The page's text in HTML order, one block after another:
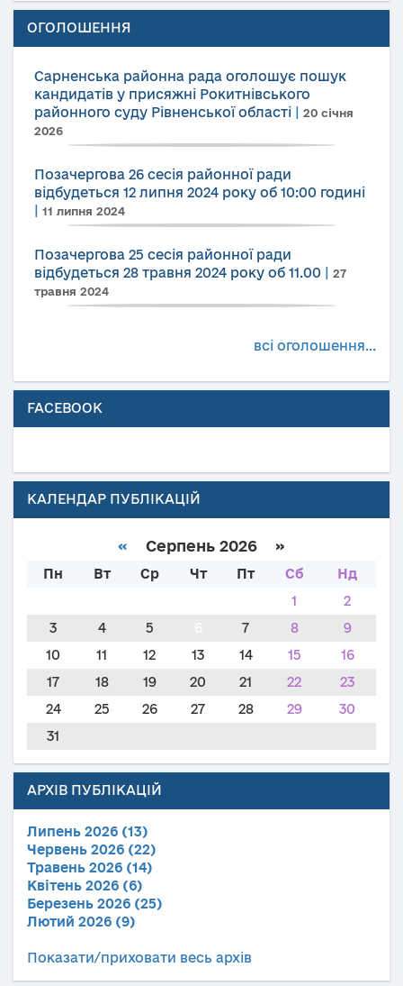
ОГОЛОШЕННЯ
Сарненська районна рада оголошує пошук
кандидатів у присяжні Рокитнівського
районного суду Рівненської області
20 січня
2026
Позачергова 26 сесія районної ради
відбудеться 12 липня 2024 року об 10:00 годині
11 липня 2024
Позачергова 25 сесія районної ради
відбудеться 28 травня 2024 року об 11.00
27
травня 2024
всі оголошення...
FACEBOOK
КАЛЕНДАР ПУБЛІКАЦІЙ
« Серпень 2026 »
Пн Вт Ср Чт Пт Сб
Нд
1
2
3
4 5 7 8
9
10
11 12 13 14 15
16
17
18 19 20 21 22
23
24
25 26 27 28 29
30
31
АРХІВ ПУБЛІКАЦІЙ
Липень 2026 (13)
Червень 2026 (22)
Травень 2026 (14)
Квітень 2026 (6)
Березень 2026 (25)
Лютий 2026 (9)
Показати/приховати весь архів